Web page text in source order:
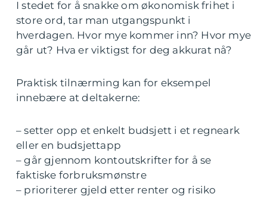
I stedet for å snakke om økonomisk frihet i
store ord, tar man utgangspunkt i
hverdagen. Hvor mye kommer inn? Hvor mye
går ut? Hva er viktigst for deg akkurat nå?
Praktisk tilnærming kan for eksempel
innebære at deltakerne:
– setter opp et enkelt budsjett i et regneark
eller en budsjettapp
– går gjennom kontoutskrifter for å se
faktiske forbruksmønstre
– prioriterer gjeld etter renter og risiko